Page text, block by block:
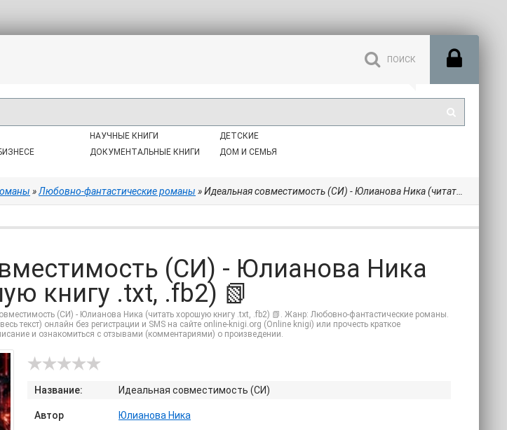
НАУЧНЫЕ КНИГИ
ДОКУМЕНТАЛЬНЫЕ КНИГИ
ДЕТСКИЕ
ДОМ И СЕМЬЯ
»Любовно-фантастические романы » Идеальная совместимость (СИ) - Юлианова Ника (читать хорошую книгу .txt, .fb2) 📗
(СИ) - Юлианова Ника
книгу .txt, .fb2) 📗
(СИ) - Юлианова Ника (читать хорошую книгу .txt, .fb2) 📗. Жанр: Любовно-фантастические романы.
текст) онлайн без регистрации и SMS на сайте online-knigi.org (Online knigi) или прочесть краткое
и ознакомиться с отзывами (комментариями) о произведении.
Название: Идеальная совместимость (СИ)
Автор Юлианова Ника